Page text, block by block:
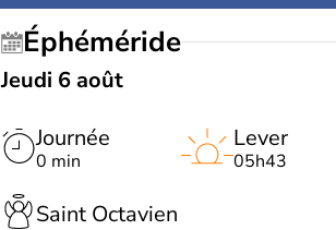
Éphéméride
Jeudi 6 août
Journée
0 min
Lever
05h43
Saint Octavien